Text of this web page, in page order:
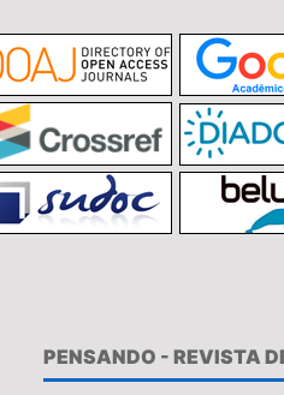
PENSANDO - REVISTA